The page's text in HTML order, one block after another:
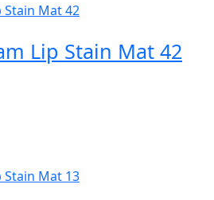
Lip Stain Mat 42